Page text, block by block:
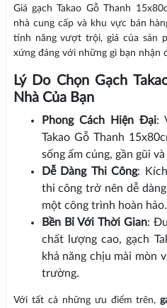
Giá gạch Takao Gỗ Thanh
nhà cung cấp và khu vực bán
tính năng vượt trội, giá của sản
xứng đáng với những gì bạn nhận
Lý Do Chọn Gạch
Nhà Của Bạn
Phong Cách Hiện Đại:
Takao Gỗ Thanh
sống ấm cúng, gần gũi
Dễ Dàng Thi Công:
thi công trở nên dễ
một công trình hoàn hảo.
Bền Bỉ Với Thời Gian:
chất lượng cao, gạch
khả năng chịu mài mòn
trường.
Với tất cả những ưu điểm trên,